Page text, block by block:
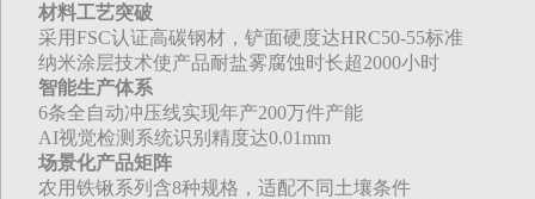
材料工艺突破
采用FSC认证高碳钢材，铲面硬度达HRC50-55标准
纳米涂层技术使产品耐盐雾腐蚀时长超2000小时
智能生产体系
6条全自动冲压线实现年产200万件产能
AI视觉检测系统识别精度达0.01mm
场景化产品矩阵
农用铁锹系列含8种规格，适配不同土壤条件